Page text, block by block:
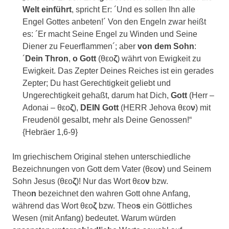
Welt einführt, spricht Er: ´Und es sollen Ihn alle
Engel Gottes anbeten!´ Von den Engeln zwar heißt
es: ´Er macht Seine Engel zu Winden und Seine
Diener zu Feuerflammen´; aber von dem Sohn:
´ Dein Thron, o Gott (θεοζ) währt von Ewigkeit zu
Ewigkeit. Das Zepter Deines Reiches ist ein gerades
Zepter; Du hast Gerechtigkeit geliebt und
Ungerechtigkeit gehaßt, darum hat Dich, Gott (Herr –
Adonai – θεοζ), DEIN Gott (HERR Jehova θεον) mit
Freudenöl gesalbt, mehr als Deine Genossen!“
{Hebräer 1,6-9}
Im griechischem Original stehen unterschiedliche
Bezeichnungen von Gott dem Vater (θεον) und Seinem
Sohn Jesus (θεοζ)! Nur das Wort θεον bzw.
Theon bezeichnet den wahren Gott ohne Anfang,
während das Wort θεοζ bzw. Theos ein Göttliches
Wesen (mit Anfang) bedeutet. Warum würden